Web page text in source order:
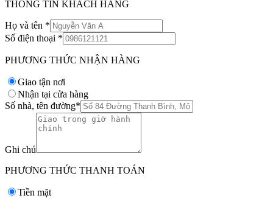
THÔNG TIN KHÁCH HÀNG
Họ và tên *
Số điện thoại *
PHƯƠNG THỨC NHẬN HÀNG
Giao tận nơi
Nhận tại cửa hàng
Số nhà, tên đường*
Ghi chú
PHƯƠNG THỨC THANH TOÁN
Tiền mặt